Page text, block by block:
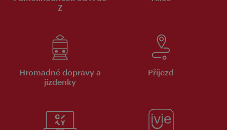
Z
Hromadné dopravy a
jízdenky
Příjezd